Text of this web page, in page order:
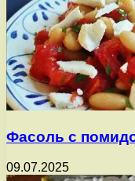
Фасоль с
09.07.2025